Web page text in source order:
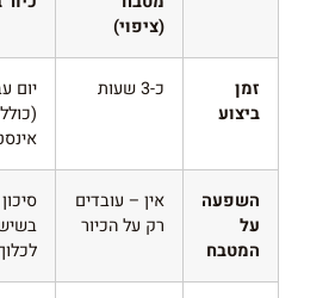
(ציפוי)
זמן
ביצוע
כ-3 שעות
יום
(כולל
השפעה
על
המטבח
אין – עובדים
רק על הכיור
לכלוך